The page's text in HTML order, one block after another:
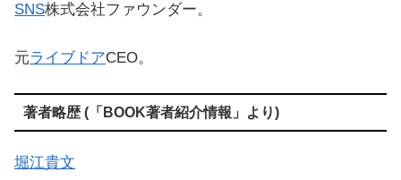
SNS株式会社ファウンダー。
元ライブドアCEO。
著者略歴 (「BOOK著者紹介情報」より)
堀江貴文